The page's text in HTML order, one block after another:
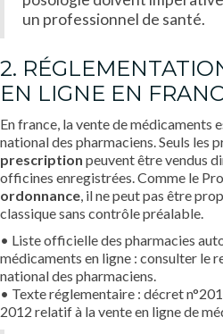
un professionnel de santé.
2.
EN LIGNE EN
En france, la vente de médicaments
national des pharmaciens. Seuls les
prescription peuvent être vendus
officines enregistrées. Comme le
ordonnance, il ne peut pas être
classique sans contrôle préalable.
• Liste officielle des pharmacies
médicaments en ligne : consulter le
national des pharmaciens.
• Texte réglementaire : décret
2012 relatif à la vente en ligne de